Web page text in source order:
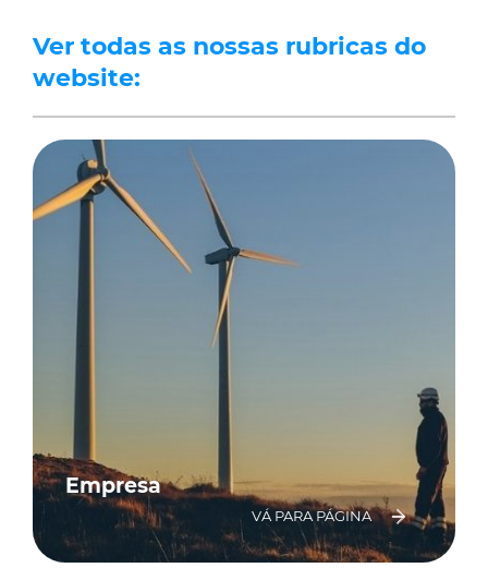
Ver todas as nossas rubricas do
website:
Empresa
VÁ PARA PÁGINA